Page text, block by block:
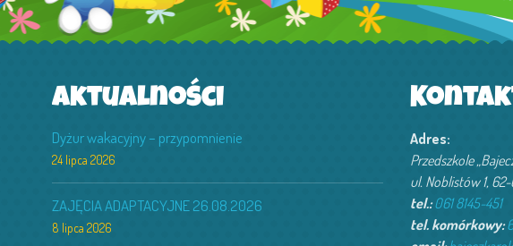
Aktualności
Dyżur wakacyjny – przypomnienie
24 lipca 2026
ZAJĘCIA ADAPTACYJNE 26.08.2026
8 lipca 2026
Adres:
Przedszkole
ul. Noblistów 1,
tel.: 061 8145-451
tel. komórkowy: